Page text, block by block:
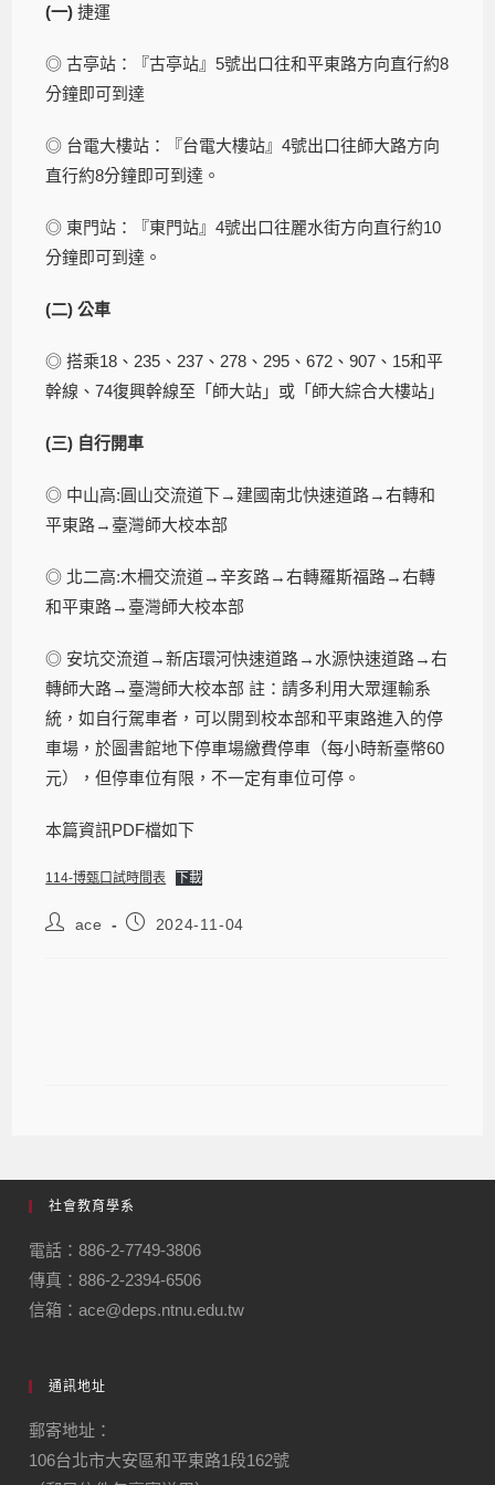
(一)捷運
◎ 古亭站：『古亭站』5號出口往和平東路方向直行約8
分鐘即可到達
◎ 台電大樓站：『台電大樓站』4號出口往師大路方向
直行約8分鐘即可到達。
◎ 東門站：『東門站』4號出口往麗水街方向直行約10
分鐘即可到達。
(二)公車
◎ 搭乘18、235、237、278、295、672、907、15和平
幹線、74復興幹線至「師大站」或「師大綜合大樓站」
(三) 自行開車
◎ 中山高:圓山交流道下→建國南北快速道路→右轉和
平東路→臺灣師大校本部
◎ 北二高:木柵交流道→辛亥路→右轉羅斯福路→右轉
和平東路→臺灣師大校本部
◎ 安坑交流道→新店環河快速道路→水源快速道路→右
轉師大路→臺灣師大校本部 註：請多利用大眾運輸系
統，如自行駕車者，可以開到校本部和平東路進入的停
車場，於圖書館地下停車場繳費停車（每小時新臺幣60
元），但停車位有限，不一定有車位可停。
本篇資訊PDF檔如下
114-博甄口試時間表 下載
ace 2024-11-04
社會教育學系
電話：886-2-7749-3806
傳真：886-2-2394-6506
信箱：ace@deps.ntnu.edu.tw
通訊地址
郵寄地址：
106台北市大安區和平東路1段162號